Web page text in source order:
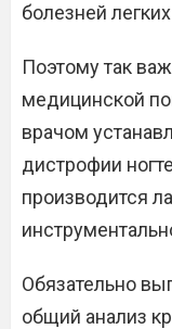
болезней легких
Поэтому так
медицинской
врачом
дистрофии
производится
Обязательно
общий анализ